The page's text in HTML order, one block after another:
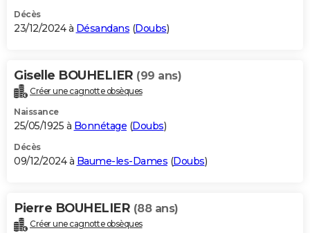
Décès
23/12/2024 à Désandans (Doubs)
Giselle BOUHELIER (99 ans)
Créer une cagnotte obsèques
Naissance
25/05/1925 à Bonnétage (Doubs)
Décès
09/12/2024 à Baume-les-Dames (Doubs)
Pierre BOUHELIER (88 ans)
Créer une cagnotte obsèques